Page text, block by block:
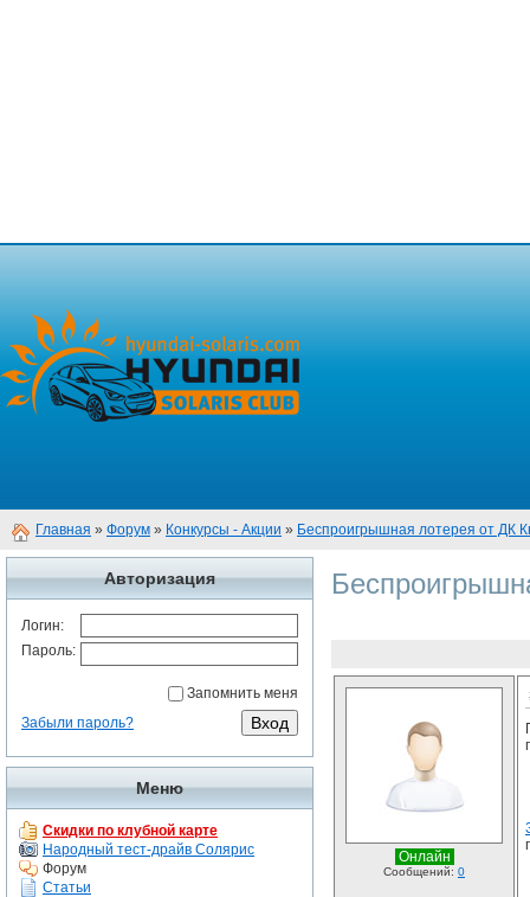
Главная » Форум » Конкурсы - Акции » Беспроигрышная лотерея от ДК
Авторизация
Логин:
Пароль:
Запомнить меня
Забыли пароль?
Меню
Скидки по клубной карте
Народный тест-драйв Солярис
Форум
Статьи
Онлайн
Сообщений: 0